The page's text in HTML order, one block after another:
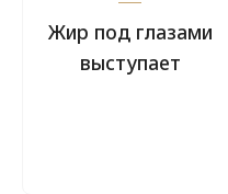
Жир под глазами
выступает